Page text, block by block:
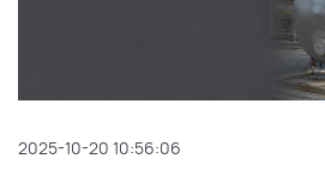
2025-10-20 10:56:06